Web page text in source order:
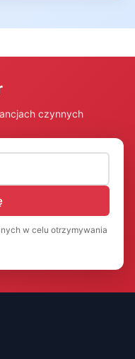
czynnych
w celu otrzymywania